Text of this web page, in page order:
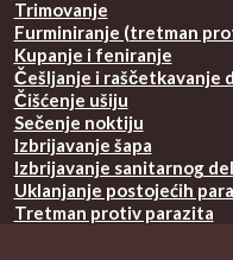
Trimovanje
Furminiranje (tretman
Kupanje i feniranje
Češljanje i raščetkavanje
Čišćenje ušiju
Sečenje noktiju
Izbrijavanje šapa
Izbrijavanje sanitarnog
Uklanjanje postojećih
Tretman protiv parazita